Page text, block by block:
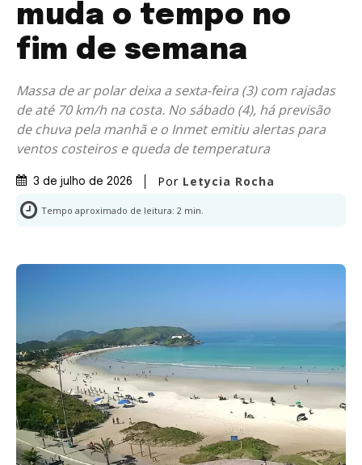
muda o tempo no
fim de semana
Massa de ar polar deixa a sexta-feira (3) com rajadas
de até 70 km/h na costa. No sábado (4), há previsão
de chuva pela manhã e o Inmet emitiu alertas para
ventos costeiros e queda de temperatura
3 de julho de 2026 Por Letycia Rocha
Tempo aproximado de leitura: 2 min.